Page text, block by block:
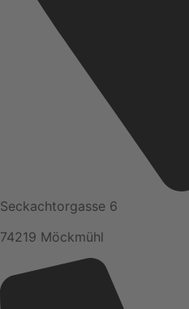
Seckachtorgasse 6
74219 Möckmühl